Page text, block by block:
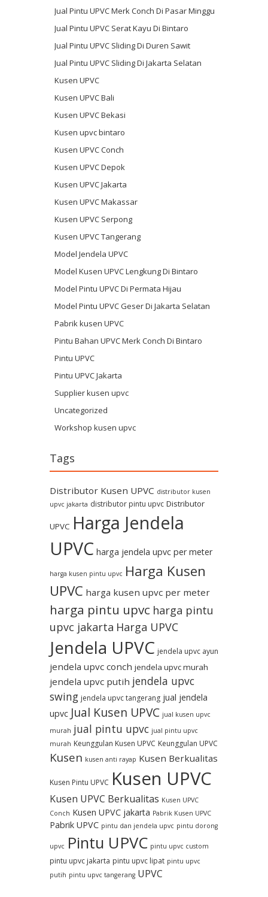
Jual Pintu UPVC Merk Conch Di Pasar Minggu
Jual Pintu UPVC Serat Kayu Di Bintaro
Jual Pintu UPVC Sliding Di Duren Sawit
Jual Pintu UPVC Sliding Di Jakarta Selatan
Kusen UPVC
Kusen UPVC Bali
Kusen UPVC Bekasi
Kusen upvc bintaro
Kusen UPVC Conch
Kusen UPVC Depok
Kusen UPVC Jakarta
Kusen UPVC Makassar
Kusen UPVC Serpong
Kusen UPVC Tangerang
Model Jendela UPVC
Model Kusen UPVC Lengkung Di Bintaro
Model Pintu UPVC Di Permata Hijau
Model Pintu UPVC Geser Di Jakarta Selatan
Pabrik kusen UPVC
Pintu Bahan UPVC Merk Conch Di Bintaro
Pintu UPVC
Pintu UPVC Jakarta
Supplier kusen upvc
Uncategorized
Workshop kusen upvc
Tags
Distributor Kusen UPVC distributor kusen
upvc jakarta distributor pintu upvc Distributor
UPVC Harga Jendela
UPVC harga jendela upvc per meter
harga kusen pintu upvc Harga Kusen
UPVC harga kusen upvc per meter
harga pintu upvc harga pintu
upvc jakarta Harga UPVC
Jendela UPVC jendela upvc ayun
jendela upvc conch jendela upvc murah
jendela upvc putih jendela upvc
swing jendela upvc tangerang jual jendela
upvc Jual Kusen UPVC jual kusen upvc
murah jual pintu upvc jual pintu upvc
murah Keunggulan Kusen UPVC Keunggulan UPVC
Kusen kusen anti rayap Kusen Berkualitas
Kusen Pintu UPVC Kusen UPVC
Kusen UPVC Berkualitas Kusen UPVC
Conch Kusen UPVC jakarta Pabrik Kusen UPVC
Pabrik UPVC pintu dan jendela upvc pintu dorong
upvc Pintu UPVC pintu upvc custom
pintu upvc jakarta pintu upvc lipat pintu upvc
putih pintu upvc tangerang UPVC